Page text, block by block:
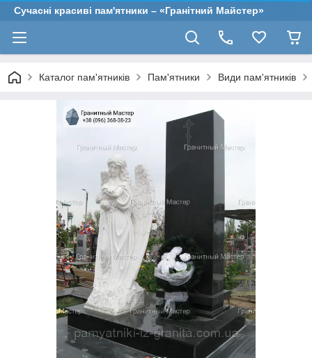
Сучасні красиві пам'ятники – «Гранітний Майстер»
Каталог пам'ятників Пам'ятники Види пам'ятників